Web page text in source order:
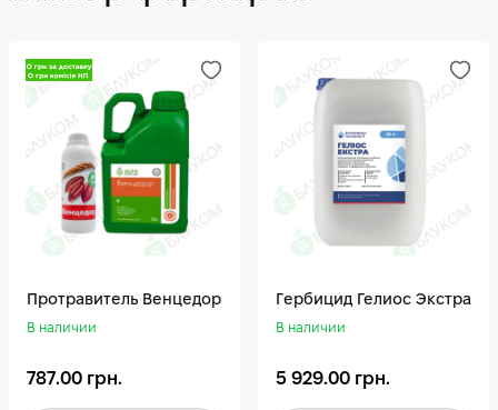
Протравитель Венцедор
В наличии
787.00 грн.
Гepбицид Гелиос Экстра
В наличии
5 929.00 грн.